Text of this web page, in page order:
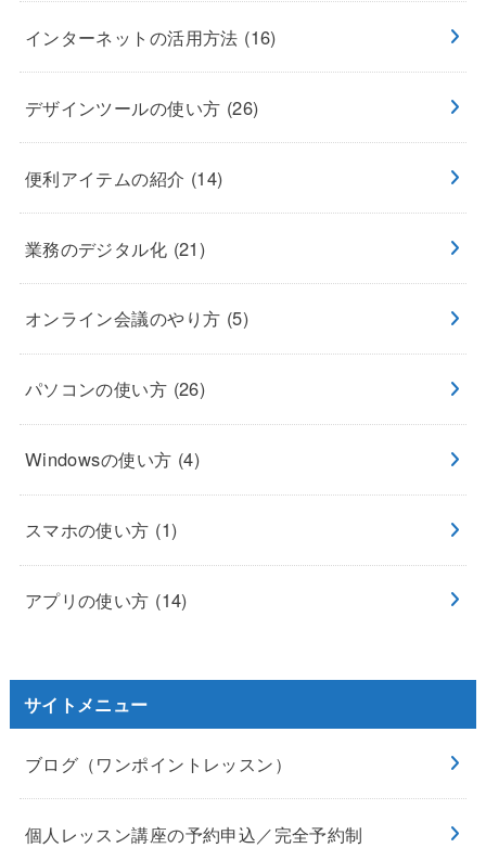
インターネットの活用方法 (16)
デザインツールの使い方 (26)
便利アイテムの紹介 (14)
業務のデジタル化 (21)
オンライン会議のやり方 (5)
パソコンの使い方 (26)
Windowsの使い方 (4)
スマホの使い方 (1)
アプリの使い方 (14)
サイトメニュー
ブログ（ワンポイントレッスン）
個人レッスン講座の予約申込／完全予約制